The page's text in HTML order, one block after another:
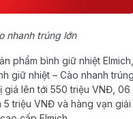
nhanh trúng lớn
phẩm bình giữ nhiệt
giữ nhiệt – Cào nhanh
lên tới 550 triệu VNĐ, 06
triệu VNĐ và hàng vạn